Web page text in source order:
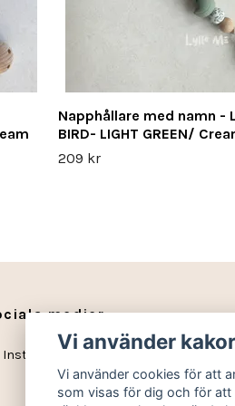
Napphållare med namn -
BIRD- LIGHT GREEN/
209 kr
medier
Instagram
Vi använder
Vi använder cookies för att
som visas för dig och för att